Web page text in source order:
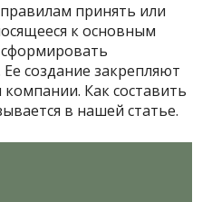
принять или
к основным
создание закрепляют
Как составить
в нашей статье.